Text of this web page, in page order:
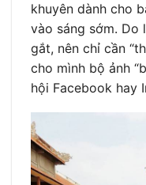
khuyên dành cho
vào sáng sớm. Do
gắt, nên chỉ cần
cho mình bộ ảnh
hội Facebook hay